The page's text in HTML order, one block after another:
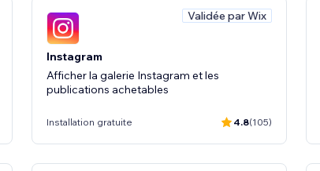
Validée par Wix
Instagram
Afficher la galerie Instagram et les
publications achetables
Installation gratuite 4.8(105)